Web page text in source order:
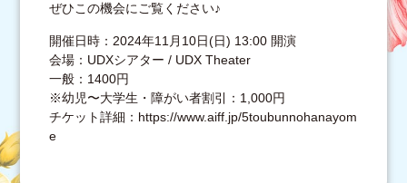
ぜひこの機会にご覧ください♪
開催日時：2024年11月10日(日) 13:00 開演
会場：UDXシアター / UDX Theater
一般：1400円
※幼児〜大学生・障がい者割引：1,000円
チケット詳細：https://www.aiff.jp/5toubunnohanayom
e